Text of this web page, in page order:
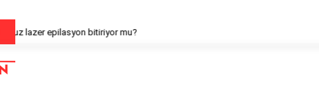
Alexandrite lazere giderken jilet kullanılır mı?